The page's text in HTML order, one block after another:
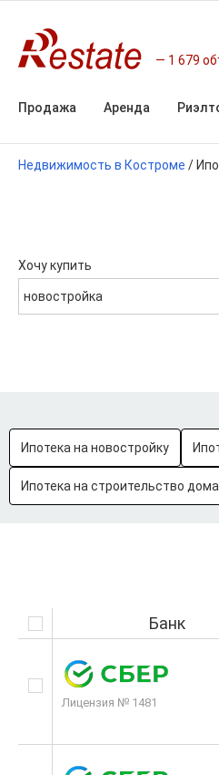
1 679
Продажа Аренда
Недвижимость в Костроме /
Хочу купить
новостройка
Ипотека на новостройку
Ипотека на строительство дома
Банк
Лицензия № 1481